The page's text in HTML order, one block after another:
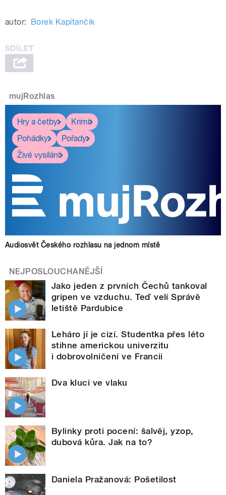
autor: Borek Kapitančik
mujRozhlas
Hry a četby
Krimi
Pohádky
Pořady
Živé vysílání
Audiosvět Českého rozhlasu na jednom místě
NEJPOSLOUCHANĚJŠÍ
Jako jeden z prvních Čechů tankoval
gripen ve vzduchu. Teď velí Správě
letiště Pardubice
Leháro jí je cizí. Studentka přes léto
stihne americkou univerzitu
i dobrovolničení ve Francii
Dva kluci ve vlaku
Bylinky proti pocení: šalvěj, yzop,
dubová kůra. Jak na to?
Daniela Pražanová: Pošetilost